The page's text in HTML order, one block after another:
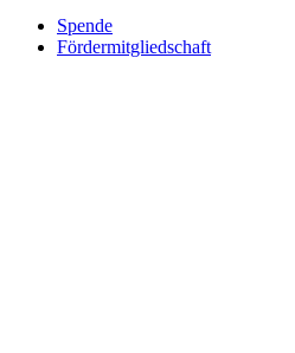
Spende
Fördermitgliedschaft